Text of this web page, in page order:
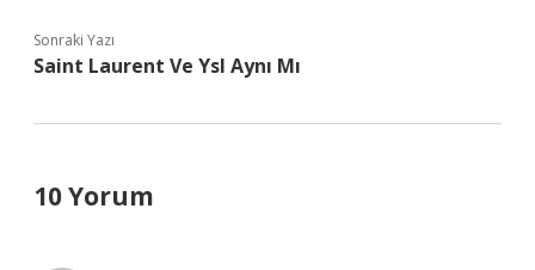
Sonraki Yazı
Saint Laurent Ve Ysl Aynı Mı
10 Yorum